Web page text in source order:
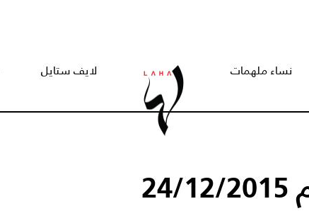
نساء ملهمات لايف ستايل